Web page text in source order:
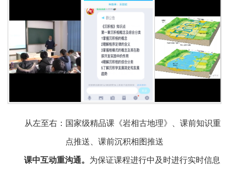
从左至右：国家级精品课《岩相古地理》、课前知识重
点推送、课前沉积相图推送
课中互动重沟通。 为保证课程进行中及时进行实时信息